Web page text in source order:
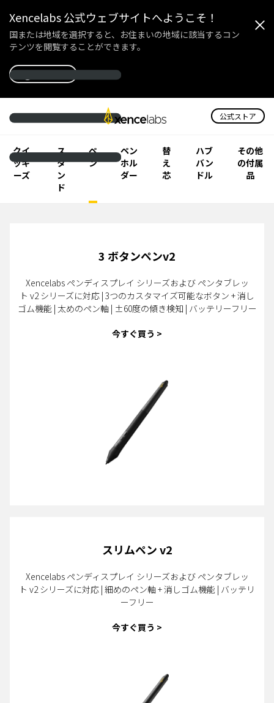
Xencelabs 公式ウェブサイトへようこそ！
国または地域を選択すると、お住まいの地域に該当するコン
テンツを閲覧することができます。
公式ストア
Xencelabsのペンタブレ
クイ
ッキ
ーズ
ス
タ
ン
ド
ペ
ン
ペン
ホル
ダー
替
え
芯
ハブ
バン
ドル
その他
の付属
品
3 ボタンペンv2
Xencelabs ペンディスプレイ シリーズおよび ペンタブレッ
ト v2 シリーズに対応 | 3つのカスタマイズ可能なボタン + 消し
ゴム機能 | 太めのペン軸 | ±60度の傾き検知 | バッテリーフリー
今すぐ買う >
スリムペン v2
Xencelabs ペンディスプレイ シリーズおよび ペンタブレッ
ト v2 シリーズに対応 | 細めのペン軸 + 消しゴム機能 | バッテリ
ーフリー
今すぐ買う >